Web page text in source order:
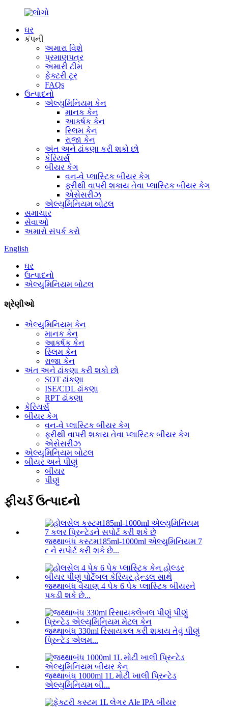
ઘર
કંપની
અમારા વિશે
પ્રમાણપત્ર
અમારી ટીમ
ફેક્ટરી ટૂર
FAQs
ઉત્પાદનો
એલ્યુમિનિયમ કેન
માનક કેન
આકર્ષક કેન
સ્લિમ કેન
રાજા કેન
અંત અને ઢાંકણા કરી શકો છો
કેરિયર્સ
બીયર કેગ
વન-વે પ્લાસ્ટિક બીયર કેગ
ફરીથી વાપરી શકાય તેવા પ્લાસ્ટિક બીયર કેગ
એસેસરીઝ
એલ્યુમિનિયમ બોટલ
સમાચાર
સેવાઓ
અમારો સંપર્ક કરો
English
ઘર
ઉત્પાદનો
એલ્યુમિનિયમ બોટલ
શ્રેણીઓ
એલ્યુમિનિયમ કેન
માનક કેન
આકર્ષક કેન
સ્લિમ કેન
રાજા કેન
અંત અને ઢાંકણા કરી શકો છો
SOT ઢાંકણા
ISE/CDL ઢાંકણા
RPT ઢાંકણા
કેરિયર્સ
બીયર કેગ
વન-વે પ્લાસ્ટિક બીયર કેગ
ફરીથી વાપરી શકાય તેવા પ્લાસ્ટિક બીયર કેગ
એસેસરીઝ
એલ્યુમિનિયમ બોટલ
બીયર અને પીણું
બીયર
પીણું
ફીચર્ડ ઉત્પાદનો
જથ્થાબંધ કસ્ટમ185ml-1000ml એલ્યુમિનિયમ 7
c ને સપોર્ટ કરી શકે છે...
જથ્થાબંધ વેચાણ 4 પેક 6 પેક પ્લાસ્ટિક બીયરને
પકડી શકે છે...
જથ્થાબંધ 330ml રિસાયકલ કરી શકાય તેવું પીણું
પ્રિન્ટેડ એલમ...
જથ્થાબંધ 1000ml 1L મોટી ખાલી પ્રિન્ટેડ
એલ્યુમિનિયમ બી...